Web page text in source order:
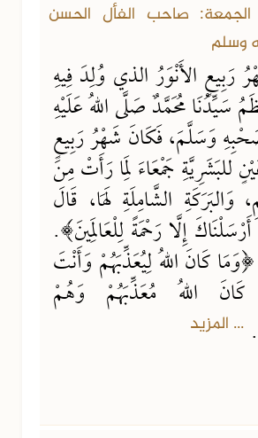
الجمعة: صاحب الفأل الحسن
وسلم
الأَنْوَرُ الذي وُلِدَ فِيهِ
سَيِّدُنَا مُحَمَّدٌ صَلَّى اللهُ عَلَيْهِ
وَسَلَّمَ، فَكَانَ شَهْرُ رَبِيعٍ
للبَشَرِيَّةِ جَمْعَاءَ لِمَا رَأَتْ مِنَ
وَالبَرَكَةِ الشَّامِلَةِ لَهَا، قَالَ
إِلَّا رَحْمَةً لِلْعَالَمِينَ﴾.
كَانَ اللهُ لِيُعَذِّبَهُمْ وَأَنْتَ
اللهُ مُعَذِّبَهُمْ وَهُمْ
... المزيد